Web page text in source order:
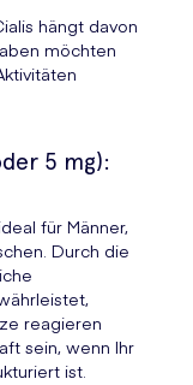
hängt davon
möchten
5 mg):
für Männer,
Durch die
reagieren
sein, wenn Ihr
ist.